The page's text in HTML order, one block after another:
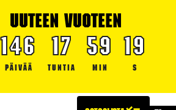
UUTEEN VUOTEEN
146
PÄIVÄÄ
17
TUNTIA
59
MIN
18
S